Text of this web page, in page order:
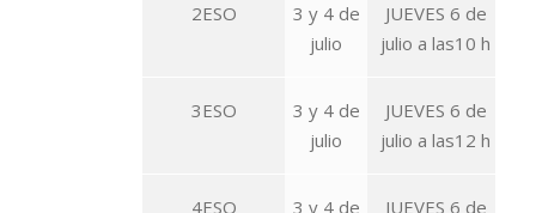
2ESO
3 y 4 de
julio
JUEVES 6 de
julio a las10 h
3ESO
3 y 4 de
julio
JUEVES 6 de
julio a las12 h
4ESO
3 y 4 de
JUEVES 6 de